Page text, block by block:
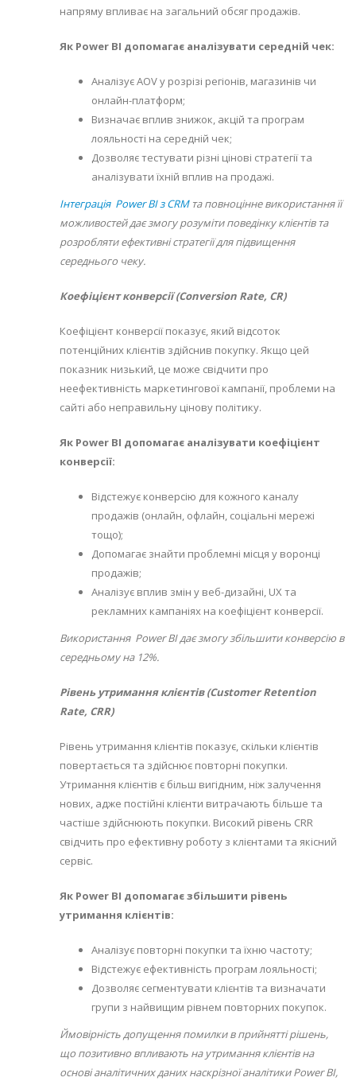
напряму впливає на загальний обсяг продажів.
Як Power BI допомагає аналізувати середній чек:
Аналізує AOV у розрізі регіонів, магазинів чи
онлайн-платформ;
Визначає вплив знижок, акцій та програм
лояльності на середній чек;
Дозволяє тестувати різні цінові стратегії та
аналізувати їхній вплив на продажі.
Інтеграція Power BI з CRMта повноцінне використання її
можливостей дає змогу розуміти поведінку клієнтів та
розробляти ефективні стратегії для підвищення
середнього чеку.
Коефіцієнт конверсії (Conversion Rate, CR)
Коефіцієнт конверсії показує, який відсоток
потенційних клієнтів здійснив покупку. Якщо цей
показник низький, це може свідчити про
неефективність маркетингової кампанії, проблеми на
сайті або неправильну цінову політику.
Як Power BI допомагає аналізувати коефіцієнт
конверсії:
Відстежує конверсію для кожного каналу
продажів (онлайн, офлайн, соціальні мережі
тощо);
Допомагає знайти проблемні місця у воронці
продажів;
Аналізує вплив змін у веб-дизайні, UX та
рекламних кампаніях на коефіцієнт конверсії.
Використання Power BI дає змогу збільшити конверсію в
середньому на 12%.
Рівень утримання клієнтів (Customer Retention
Rate, CRR)
Рівень утримання клієнтів показує, скільки клієнтів
повертається та здійснює повторні покупки.
Утримання клієнтів є більш вигідним, ніж залучення
нових, адже постійні клієнти витрачають більше та
частіше здійснюють покупки. Високий рівень CRR
свідчить про ефективну роботу з клієнтами та якісний
сервіс.
Як Power BI допомагає збільшити рівень
утримання клієнтів:
Аналізує повторні покупки та їхню частоту;
Відстежує ефективність програм лояльності;
Дозволяє сегментувати клієнтів та визначати
групи з найвищим рівнем повторних покупок.
Ймовірність допущення помилки в прийнятті рішень,
що позитивно впливають на утримання клієнтів на
основі аналітичних даних наскрізної аналітики Power BI,